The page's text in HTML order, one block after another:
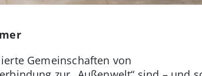
Gemeinschaften von